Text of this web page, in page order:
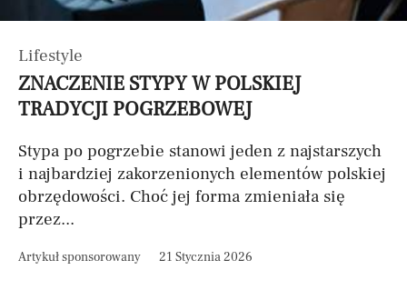
Lifestyle
ZNACZENIE STYPY W POLSKIEJ
TRADYCJI POGRZEBOWEJ
Stypa po pogrzebie stanowi jeden z najstarszych
i najbardziej zakorzenionych elementów polskiej
obrzędowości. Choć jej forma zmieniała się
przez...
Artykuł sponsorowany 21 Stycznia 2026